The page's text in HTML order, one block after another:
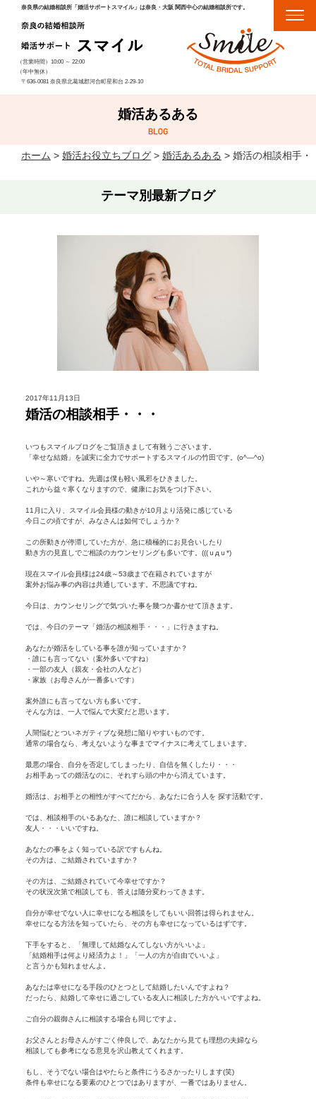
奈良県の結婚相談所「婚活サポートスマイル」は奈良・大阪 関西中心の結婚相談所です。
（営業時間）10:00 ～22:00
（年中無休）
〒636-0081 奈良県北葛城郡河合町星和台 2-29-10
婚活あるある
ホーム > 婚活お役立ちブログ> 婚活あるある > 婚活の相談相手・
テーマ別最新ブログ
2017年11月13日
婚活の相談相手・・・
いつもスマイルブログをご覧頂きまして有難うございます。
「幸せな結婚」を誠実に全力でサポートするスマイルの竹田です。(o^―^o)
いや～寒いですね。先週は僕も軽い風邪をひきました。
これから益々寒くなりますので、健康にお気をつけ下さい。
11月に入り、スマイル会員様の動きが10月より活発に感じている
今日この頃ですが、みなさんは如何でしょうか？
この所動きが停滞していた方が、急に積極的にお見合いしたり
動き方の見直しでご相談のカウンセリングも多いです。(((ｕдｕ*)
現在スマイル会員様は24歳～53歳まで在籍されていますが
案外お悩み事の内容は共通しています。不思議ですね。
今日は、カウンセリングで気づいた事を幾つか書かせて頂きます。
では、今日のテーマ 「婚活の相談相手・・・」 に行きますね。
あなたが婚活をしている事を誰が知っていますか？
・誰にも言ってない（案外多いですね）
・一部の友人（親友・会社の人など）
・家族（お母さんが一番多いです）
案外誰にも言ってない方も多いです。
そんな方は、一人で悩んで大変だと思います。
人間悩むとついネガティブな発想に陥りやすいものです。
通常の場合なら、考えないような事までマイナスに考えてしまいます。
最悪の場合、自分を否定してしまったり、自信を無くしたり・・・
お相手あっての婚活なのに、それすら頭の中から消えています。
婚活は、お相手との相性がすべてだから、あなたに合う人を 探す活動です。
では、相談相手のいるあなた、誰に相談していますか？
友人・・・いいですね。
あなたの事をよく知っている訳ですもんね。
その方は、ご結婚されていますか？
その方は、ご結婚されていて今幸せですか？
その状況次第で相談しても、答えは随分変わってきます。
自分が幸せでない人に幸せになる相談をしてもいい回答は得られません。
幸せになる方法を知っていたら、その方も幸せになっているはずです。
下手をすると、「無理して結婚なんてしない方がいいよ」
「結婚相手は何より経済力よ！」「一人の方が自由でいいよ」
と言うかも知れませんよ。
あなたは幸せになる手段のひとつとして結婚したいんですよね？
だったら、結婚して幸せに過ごしている友人に相談した方がいいですよね。
ご自分の親御さんに相談する場合も同じですよ。
お父さんとお母さんがすごく仲良しで、あなたから見ても理想の夫婦なら
相談しても参考になる意見を沢山教えてくれます。
もし、そうでない場合はやたらと条件にうるさかったりします(笑)
条件も幸せになる要素のひとつではありますが、一番ではありません。